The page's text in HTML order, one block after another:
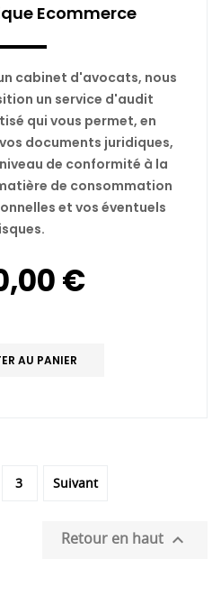
Ecommerce
cabinet d'avocats, nous
un service d'audit
qui vous permet, en
documents juridiques,
de conformité à la
de consommation
et vos éventuels
€
AU PANIER
3 Suivant
Retour en haut 